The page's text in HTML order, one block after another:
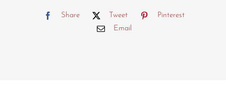
Share Tweet
Pinterest
Email